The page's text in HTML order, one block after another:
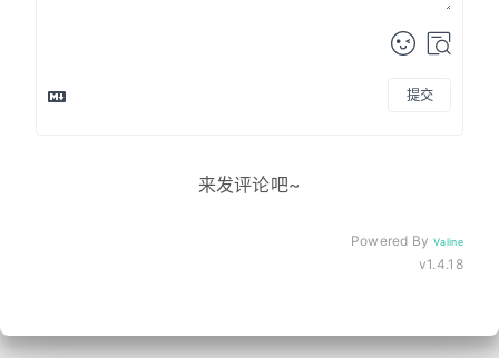
提交
来发评论吧~
Powered ByValine
v1.4.18